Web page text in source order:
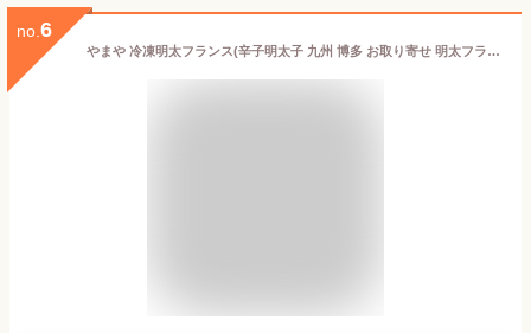
no. 6
やまや 冷凍明太フランス(辛子明太子 九州 博多 お取り寄せ 明太フランス パン)